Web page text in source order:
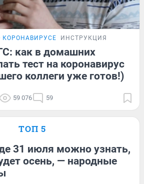
КОРОНАВИРУСЕ ИНСТРУКЦИЯ
как в домашних
тест на коронавирус
коллеги уже готов!)
59 076 59
ТОП 5
31 июля можно узнать,
осень, — народные